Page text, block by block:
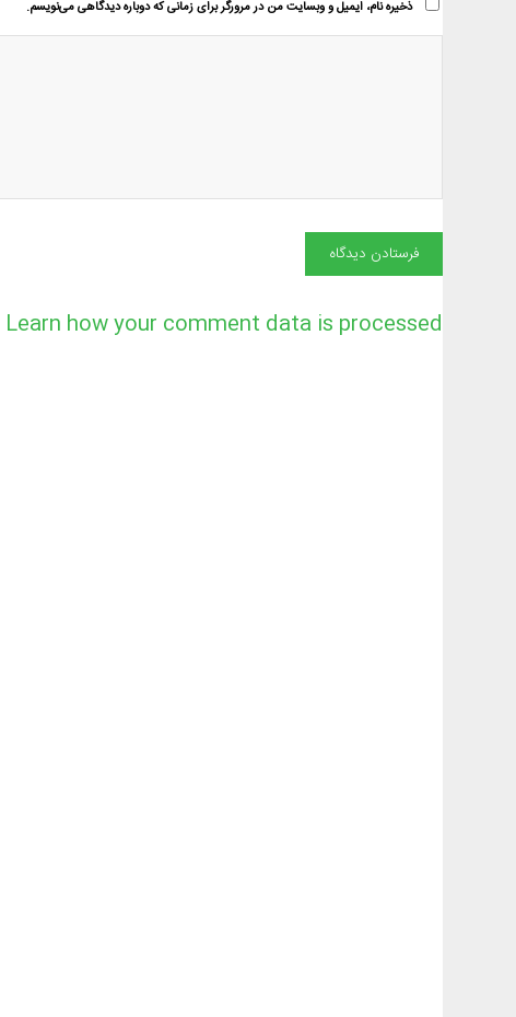
ذخیره نام، ایمیل و وبسایت من در مرورگر برای زمانی که دوباره دیدگاهی می‌نویسم.
Learn how your comment data is processed